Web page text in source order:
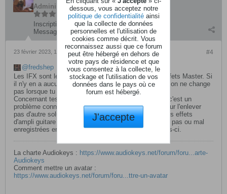
Administrateur
Inscription:
mars 2004
Messages:
6768
#4
23 février 2023, 17h47
fredshep
Les IFX sont les effets d'inserts, les MTX sont les effets Master. Si
il n'y en a aucun de programmé, il est normal que le son ne change
pas lorsque tu coches - décoches.
Concernant tes effets d'ampli guitare qui restent, oui c'est un
problème connu (un bug) depuis la V1.0 du Pa5X. Pour l'enlever
pas d'autre solution d'aller à la page FX et d'effacer les effets
d'ampli guitare à la main. Toutes les données ne sont pas ou mal
enregistrées en mode songbook ou sound, dont celles-ci.
La charte Audiokeys : https://www.audiokeys.net/forum/foru...arte-
Audiokeys
Comment mettre un avatar :
https://www.audiokeys.net/forum/foru...ttre-un-avatar
dessous, vous acceptez notre
politique de confidentialitéainsi
que la collecte de données
personnelles et l'utilisation de
cookies comme décrit. Vous
reconnaissez aussi que ce forum
peut être hébergé en dehors de
votre pays de résidence et que
vous consentez à la collecte, le
stockage et l'utilisation de vos
données dans le pays où ce
forum est hébergé.
J'accepte